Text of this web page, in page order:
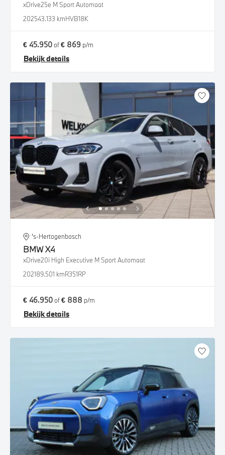
xDrive25e M Sport Automaat
202543.133 kmHVB18K
€ 45.950of€ 869 p/m
Bekijk details
's-Hertogenbosch
BMWX4
xDrive20i High Executive M Sport Automaat
202189.501 kmR351RP
€ 46.950of€ 888 p/m
Bekijk details